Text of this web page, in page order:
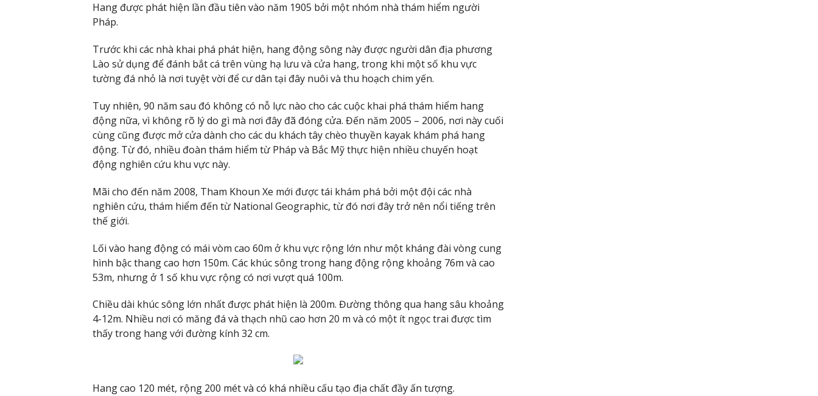
Hang được phát hiện lần đầu tiên vào năm 1905 bởi một nhóm nhà thám hiểm người
Pháp.
Trước khi các nhà khai phá phát hiện, hang động sông này được người dân địa phương
Lào sử dụng để đánh bắt cá trên vùng hạ lưu và cửa hang, trong khi một số khu vực
tường đá nhỏ là nơi tuyệt vời để cư dân tại đây nuôi và thu hoạch chim yến.
Tuy nhiên, 90 năm sau đó không có nỗ lực nào cho các cuộc khai phá thám hiểm hang
động nữa, vì không rõ lý do gì mà nơi đây đã đóng cửa. Đến năm 2005 – 2006, nơi này cuối
cùng cũng được mở cửa dành cho các du khách tây chèo thuyền kayak khám phá hang
động. Từ đó, nhiều đoàn thám hiểm từ Pháp và Bắc Mỹ thực hiện nhiều chuyến hoạt
động nghiên cứu khu vực này.
Mãi cho đến năm 2008, Tham Khoun Xe mới được tái khám phá bởi một đội các nhà
nghiên cứu, thám hiểm đến từ National Geographic, từ đó nơi đây trở nên nổi tiếng trên
thế giới.
Lối vào hang động có mái vòm cao 60m ở khu vực rộng lớn như một kháng đài vòng cung
hình bậc thang cao hơn 150m. Các khúc sông trong hang động rộng khoảng 76m và cao
53m, nhưng ở 1 số khu vực rộng có nơi vượt quá 100m.
Chiều dài khúc sông lớn nhất được phát hiện là 200m. Đường thông qua hang sâu khoảng
4-12m. Nhiều nơi có măng đá và thạch nhũ cao hơn 20 m và có một ít ngọc trai được tìm
thấy trong hang với đường kính 32 cm.
Hang cao 120 mét, rộng 200 mét và có khá nhiều cấu tạo địa chất đầy ấn tượng.